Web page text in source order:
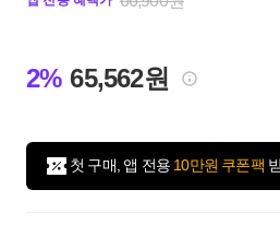
2% 65,562원
첫 구매, 앱 전용 10만원 쿠폰팩